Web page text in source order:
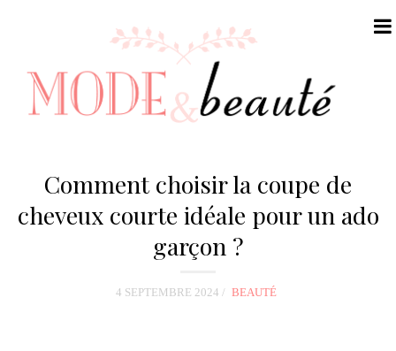
Comment choisir la coupe de
cheveux courte idéale pour un ado
garçon ?
4 SEPTEMBRE 2024 BEAUTÉ